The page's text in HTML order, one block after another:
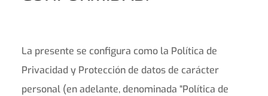
La presente se configura como la Política de
Privacidad y Protección de datos de carácter
personal (en adelante, denominada “Política de